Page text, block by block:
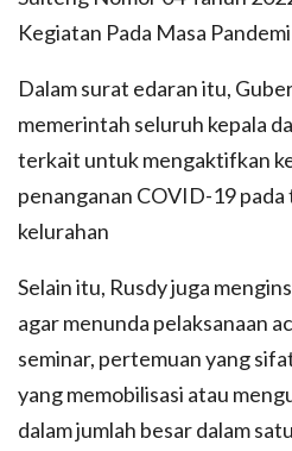
Kegiatan Pada Masa
Dalam surat edaran itu,
memerintah seluruh kepala
terkait untuk mengaktifkan
penanganan COVID-19
kelurahan
Selain itu, Rusdy juga
agar menunda pelaksanaan
seminar, pertemuan yang
yang memobilisasi atau
dalam jumlah besar dalam